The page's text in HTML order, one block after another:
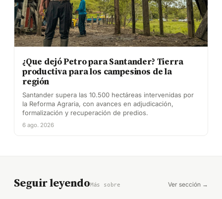
¿Que dejó Petro para Santander? Tierra
productiva para los campesinos de la
región
Santander supera las 10.500 hectáreas intervenidas por
la Reforma Agraria, con avances en adjudicación,
formalización y recuperación de predios.
6 ago. 2026
Seguir leyendoMás sobre Ver sección →